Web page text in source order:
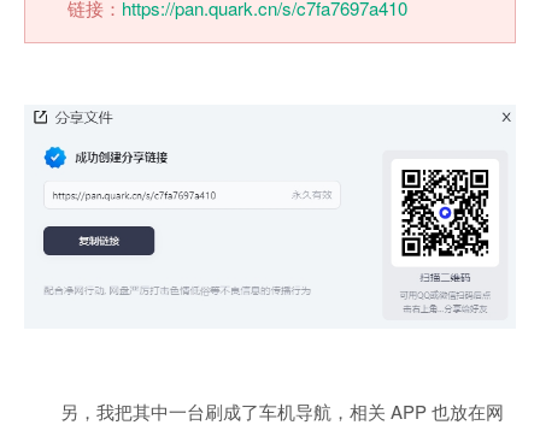
链接： https://pan.quark.cn/s/c7fa7697a410
另，我把其中一台刷成了车机导航，相关 APP 也放在网